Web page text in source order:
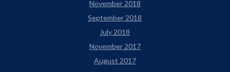
November 2018
September 2018
July 2018
November 2017
August 2017